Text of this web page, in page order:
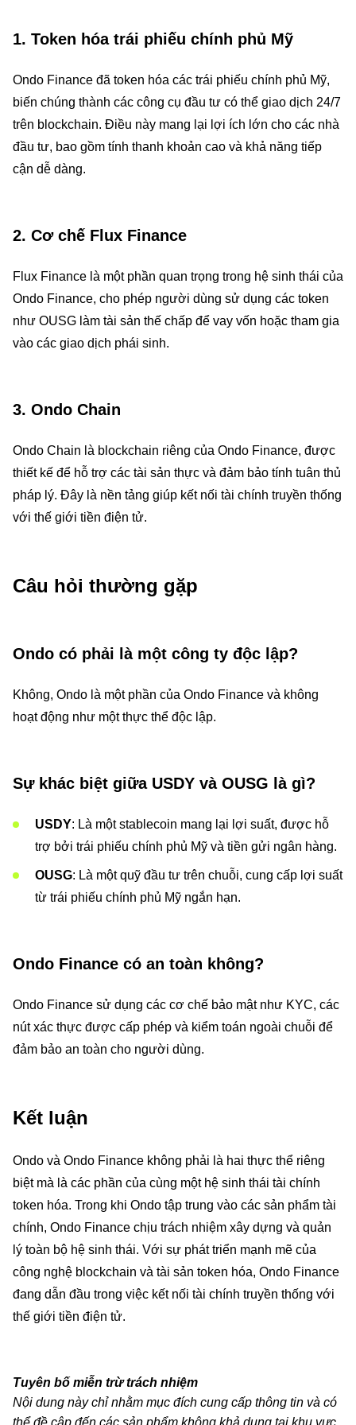
1. Token hóa trái phiếu chính phủ Mỹ
Ondo Finance đã token hóa các trái phiếu chính phủ Mỹ,
biến chúng thành các công cụ đầu tư có thể giao dịch 24/7
trên blockchain. Điều này mang lại lợi ích lớn cho các nhà
đầu tư, bao gồm tính thanh khoản cao và khả năng tiếp
cận dễ dàng.
2. Cơ chế Flux Finance
Flux Finance là một phần quan trọng trong hệ sinh thái của
Ondo Finance, cho phép người dùng sử dụng các token
như OUSG làm tài sản thế chấp để vay vốn hoặc tham gia
vào các giao dịch phái sinh.
3. Ondo Chain
Ondo Chain là blockchain riêng của Ondo Finance, được
thiết kế để hỗ trợ các tài sản thực và đảm bảo tính tuân thủ
pháp lý. Đây là nền tảng giúp kết nối tài chính truyền thống
với thế giới tiền điện tử.
Câu hỏi thường gặp
Ondo có phải là một công ty độc lập?
Không, Ondo là một phần của Ondo Finance và không
hoạt động như một thực thể độc lập.
Sự khác biệt giữa USDY và OUSG là gì?
USDY: Là một stablecoin mang lại lợi suất, được hỗ
trợ bởi trái phiếu chính phủ Mỹ và tiền gửi ngân hàng.
OUSG: Là một quỹ đầu tư trên chuỗi, cung cấp lợi suất
từ trái phiếu chính phủ Mỹ ngắn hạn.
Ondo Finance có an toàn không?
Ondo Finance sử dụng các cơ chế bảo mật như KYC, các
nút xác thực được cấp phép và kiểm toán ngoài chuỗi để
đảm bảo an toàn cho người dùng.
Kết luận
Ondo và Ondo Finance không phải là hai thực thể riêng
biệt mà là các phần của cùng một hệ sinh thái tài chính
token hóa. Trong khi Ondo tập trung vào các sản phẩm tài
chính, Ondo Finance chịu trách nhiệm xây dựng và quản
lý toàn bộ hệ sinh thái. Với sự phát triển mạnh mẽ của
công nghệ blockchain và tài sản token hóa, Ondo Finance
đang dẫn đầu trong việc kết nối tài chính truyền thống với
thế giới tiền điện tử.
Tuyên bố miễn trừ trách nhiệm
Nội dung này chỉ nhằm mục đích cung cấp thông tin và có
thể đề cập đến các sản phẩm không khả dụng tại khu vực